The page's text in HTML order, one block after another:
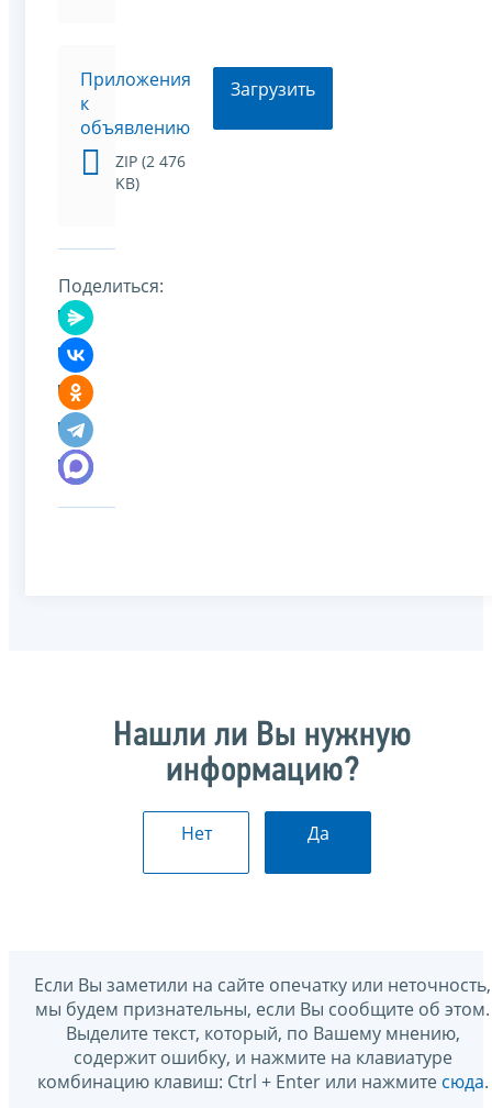
Приложения
к
объявлению
ZIP (2 476
KB)
Загрузить
Поделиться:
Нашли ли Вы нужную
информацию?
Нет Да
Если Вы заметили на сайте опечатку или неточность,
мы будем признательны, если Вы сообщите об этом.
Выделите текст, который, по Вашему мнению,
содержит ошибку, и нажмите на клавиатуре
комбинацию клавиш: Ctrl + Enter или нажмите сюда.